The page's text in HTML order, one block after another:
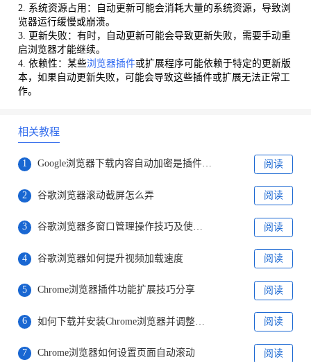
2. 系统资源占用：自动更新可能会消耗大量的系统资源，导致浏
览器运行缓慢或崩溃。
3. 更新失败：有时，自动更新可能会导致更新失败，需要手动重
启浏览器才能继续。
4. 依赖性：某些浏览器插件或扩展程序可能依赖于特定的更新版
本，如果自动更新失败，可能会导致这些插件或扩展无法正常工
作。
相关教程
1 Google浏览器下载内容自动加密是插件设置问题吗 阅读
2 谷歌浏览器滚动截屏怎么弄 阅读
3 谷歌浏览器多窗口管理操作技巧及使用场景解析 阅读
4 谷歌浏览器如何提升视频加载速度 阅读
5 Chrome浏览器插件功能扩展技巧分享 阅读
6 如何下载并安装Chrome浏览器并调整字体大小和布局 阅读
7 Chrome浏览器如何设置页面自动滚动 阅读